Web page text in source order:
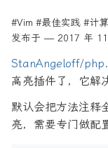
#Vim #最佳实践 #计
发布于 — 2017 年
StanAngeloff/
高亮插件了，它解
默认会把方法注释
亮，需要专门做配